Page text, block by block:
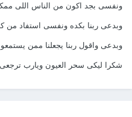
ونفسى بجد اكون من الناس اللى
وبدعى ربنا بكده ونفسى استفاد من
وبدعى واقول ربنا يجعلنا ممن
شكرا ليكى سحر العيون ويارب ترجعى